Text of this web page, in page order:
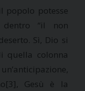
popolo potesse
dentro “il non
Sì, Dio si
quella colonna
[3], Gesù è la